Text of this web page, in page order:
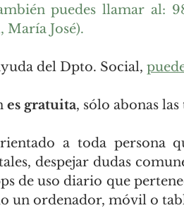
puedes llamar al:
María José).
del Dpto. Social,
es gratuita, sólo abonas las
a toda persona
despejar dudas
de uso diario que
un ordenador, móvil o